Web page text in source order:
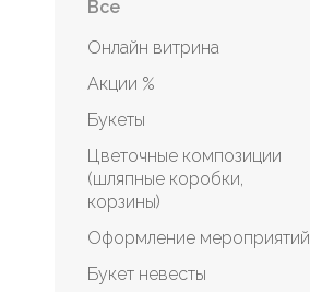
Все
Онлайн витрина
Акции %
Букеты
Цветочные композиции
(шляпные коробки,
корзины)
Оформление мероприятий
Букет невесты